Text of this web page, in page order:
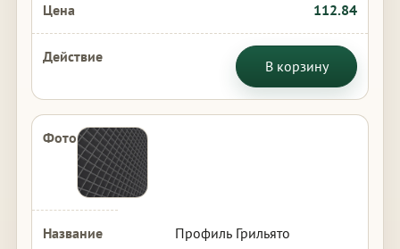
112.84
В корзину
Профиль Грильято